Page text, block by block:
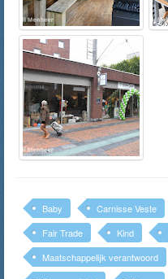
Baby Carnisse Veste
Fair Trade
Kind
Maatschappelijk verantwoord